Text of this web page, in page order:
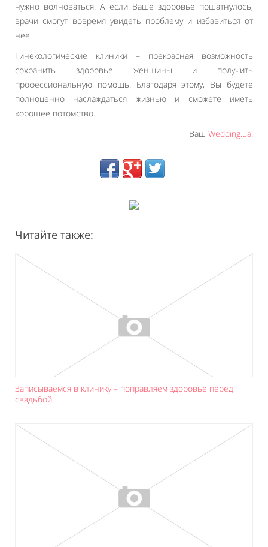
нужно волноваться. А если Ваше здоровье пошатнулось,
врачи смогут вовремя увидеть проблему и избавиться от
нее.
Гинекологические клиники – прекрасная возможность
сохранить здоровье женщины и получить
профессиональную помощь. Благодаря этому, Вы будете
полноценно наслаждаться жизнью и сможете иметь
хорошее потомство.
Ваш Wedding.ua!
Читайте также:
Записываемся в клинику – поправляем здоровье перед
свадьбой